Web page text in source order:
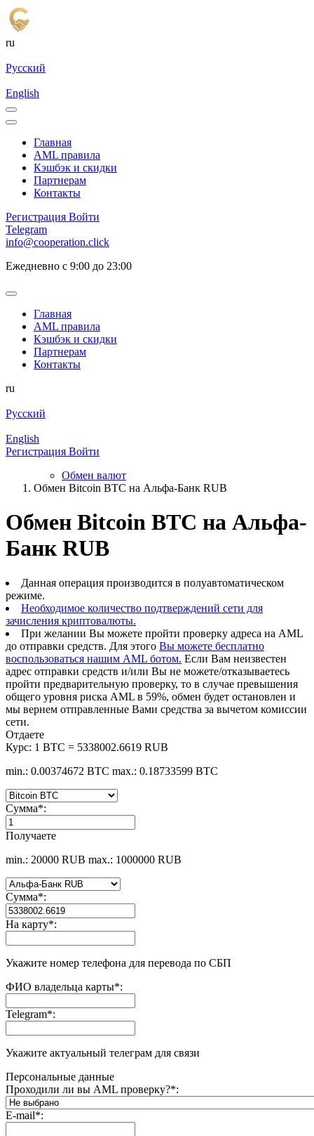
ru
Русский
English
Главная
AML правила
Кэшбэк и cкидки
Партнерам
Контакты
Регистрация Войти
Telegram
info@cooperation.click
Ежедневно с 9:00 до 23:00
Главная
AML правила
Кэшбэк и cкидки
Партнерам
Контакты
ru
Русский
English
Регистрация Войти
Обмен валют
Обмен Bitcoin BTC на Альфа-Банк RUB
Обмен Bitcoin BTC на Альфа-
Банк RUB
Данная операция производится в полуавтоматическом
режиме.
Необходимое количество подтверждений сети для
зачисления криптовалюты.
При желании Вы можете пройти проверку адреса на AML
до отправки средств. Для этого Вы можете бесплатно
воспользоваться нашим AML ботом. Если Вам неизвестен
адрес отправки средств и/или Вы не можете/отказываетесь
пройти предварительную проверку, то в случае превышения
общего уровня риска AML в 59%, обмен будет остановлен и
мы вернем отправленные Вами средства за вычетом комиссии
сети.
Отдаете
Курс: 1 BTC = 5338002.6619 RUB
min.: 0.00374672 BTC max.: 0.18733599 BTC
Сумма*:
Получаете
min.: 20000 RUB max.: 1000000 RUB
Сумма*:
На карту*:
Укажите номер телефона для перевода по СБП
ФИО владельца карты*:
Telegram*:
Укажите актуальный телеграм для связи
Персональные данные
Проходили ли вы AML проверку?*:
E-mail*: